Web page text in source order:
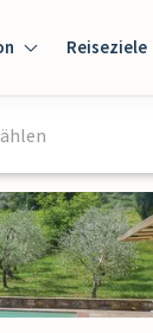
Reiseziele